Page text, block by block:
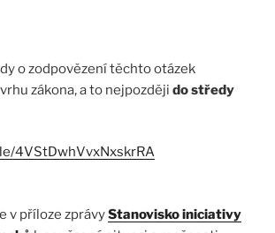
o zodpovězení těchto otázek
zákona, a to nejpozději do středy
4VStDwhVvxNxskrRA
v příloze zprávyStanovisko iniciativy